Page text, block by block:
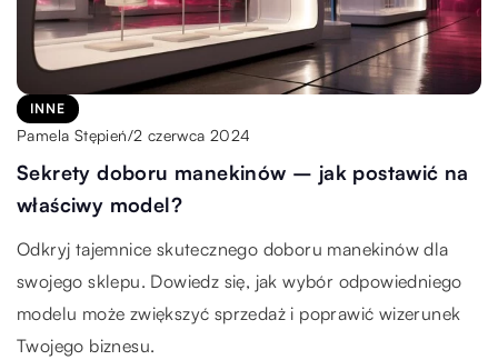
INNE
Pamela Stępień/2 czerwca 2024
Sekrety doboru manekinów – jak postawić na
właściwy model?
Odkryj tajemnice skutecznego doboru manekinów dla
swojego sklepu. Dowiedz się, jak wybór odpowiedniego
modelu może zwiększyć sprzedaż i poprawić wizerunek
Twojego biznesu.